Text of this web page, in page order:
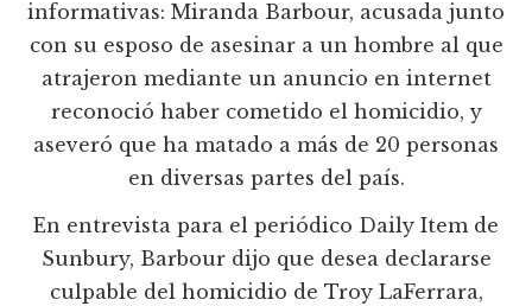
informativas: Miranda Barbour, acusada junto
con su esposo de asesinar a un hombre al que
atrajeron mediante un anuncio en internet
reconoció haber cometido el homicidio, y
aseveró que ha matado a más de 20 personas
en diversas partes del país.
En entrevista para el periódico Daily Item de
Sunbury, Barbour dijo que desea declararse
culpable del homicidio de Troy LaFerrara,